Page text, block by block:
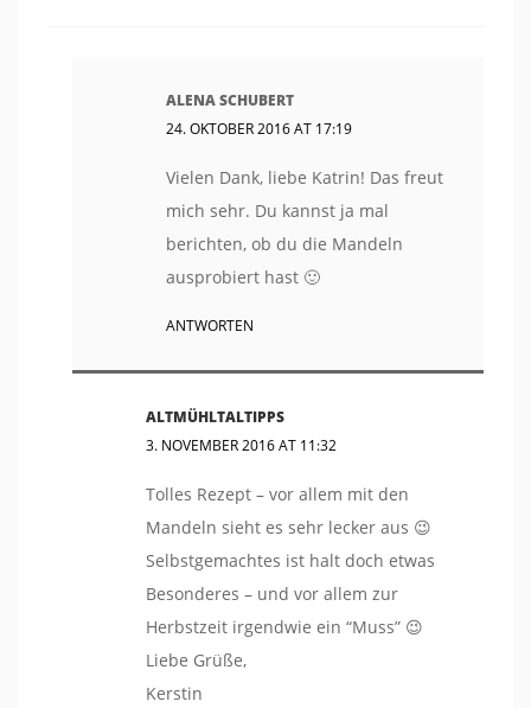
ALENA SCHUBERT
24. OKTOBER 2016 AT 17:19
Vielen Dank, liebe Katrin! Das freut
mich sehr. Du kannst ja mal
berichten, ob du die Mandeln
ausprobiert hast 🙂
ANTWORTEN
ALTMÜHLTALTIPPS
3. NOVEMBER 2016 AT 11:32
Tolles Rezept – vor allem mit den
Mandeln sieht es sehr lecker aus 😉
Selbstgemachtes ist halt doch etwas
Besonderes – und vor allem zur
Herbstzeit irgendwie ein “Muss” 😉
Liebe Grüße,
Kerstin